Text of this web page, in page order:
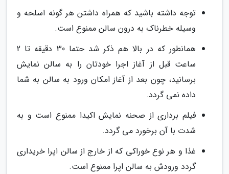
توجه داشته باشید که همراه داشتن هر گونه اسلحه و
وسیله خطرناک به درون سالن ممنوع است.
همانطور که در بالا هم ذکر شد حتما 30 دقیقه تا 2
ساعت قبل از آغاز اجرا خودتان را به سالن نمایش
برسانید، چون بعد از آغاز امکان ورود به سالن به شما
داده نمی گردد.
فیلم برداری از صحنه نمایش اکیدا ممنوع است و به
شدت با آن برخورد می گردد.
غذا و هر نوع خوراکی که از خارج از سالن اپرا خریداری
گردد ورودش به سالن اپرا ممنوع است.